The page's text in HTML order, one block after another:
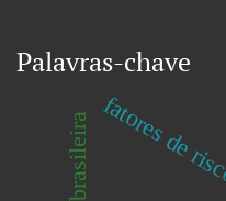
Palavras-chave
fatores de risco